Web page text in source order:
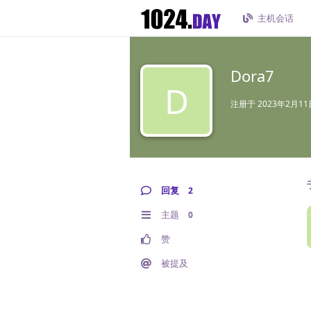
主机会话
D
Dora7
注册于2023年2月11
回复 2
主题 0
赞
被提及